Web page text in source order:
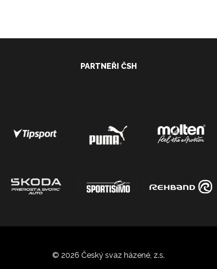
PARTNEŘI ČSH
© 2026 Český svaz házené, z.s.